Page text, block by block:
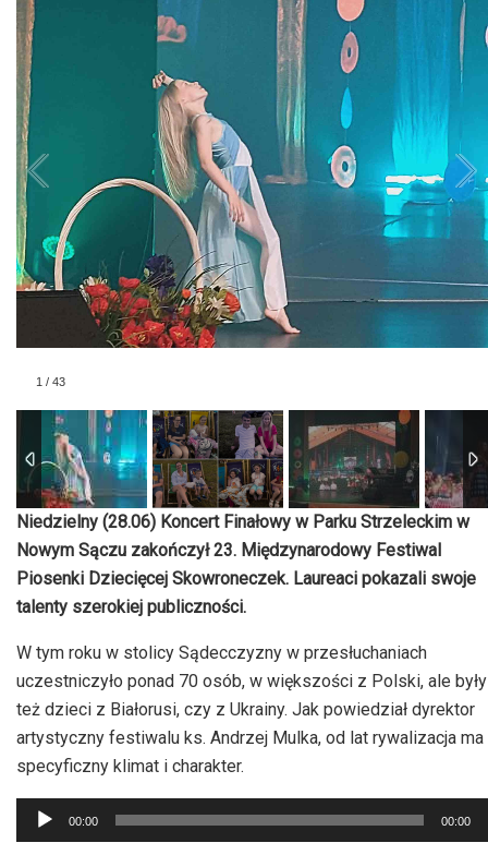
1 / 43
Niedzielny (28.06) Koncert Finałowy w Parku Strzeleckim w
Nowym Sączu zakończył 23. Międzynarodowy Festiwal
Piosenki Dziecięcej Skowroneczek. Laureaci pokazali swoje
talenty szerokiej publiczności.
W tym roku w stolicy Sądecczyzny w przesłuchaniach
uczestniczyło ponad 70 osób, w większości z Polski, ale były
też dzieci z Białorusi, czy z Ukrainy. Jak powiedział dyrektor
artystyczny festiwalu ks. Andrzej Mulka, od lat rywalizacja ma
specyficzny klimat i charakter.
Odtwarzacz
plików
00:00 00:00